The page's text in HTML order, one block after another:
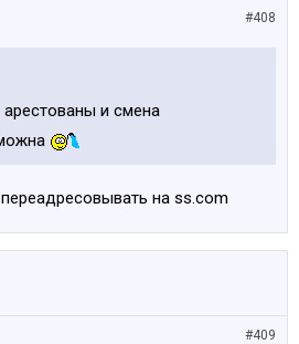
#408
и смена
на ss.com
#409